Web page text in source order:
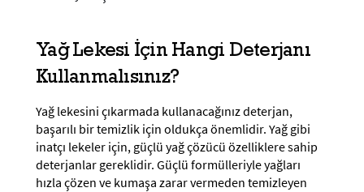
Yağ Lekesi İçin Hangi Deterjanı
Kullanmalısınız?
Yağ lekesini çıkarmada kullanacağınız deterjan,
başarılı bir temizlik için oldukça önemlidir. Yağ gibi
inatçı lekeler için, güçlü yağ çözücü özelliklere sahip
deterjanlar gereklidir. Güçlü formülleriyle yağları
hızla çözen ve kumaşa zarar vermeden temizleyen